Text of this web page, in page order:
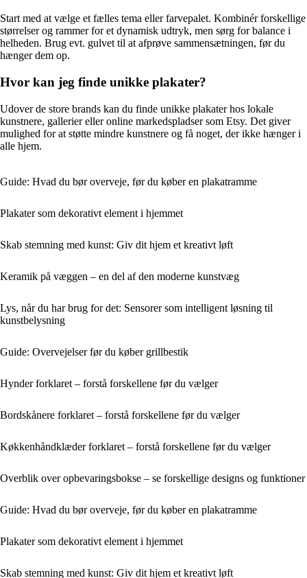
Start med at vælge et fælles tema eller farvepalet. Kombinér forskellige
størrelser og rammer for et dynamisk udtryk, men sørg for balance i
helheden. Brug evt. gulvet til at afprøve sammensætningen, før du
hænger dem op.
Hvor kan jeg finde unikke plakater?
Udover de store brands kan du finde unikke plakater hos lokale
kunstnere, gallerier eller online markedspladser som Etsy. Det giver
mulighed for at støtte mindre kunstnere og få noget, der ikke hænger i
alle hjem.
Guide: Hvad du bør overveje, før du køber en plakatramme
Plakater som dekorativt element i hjemmet
Skab stemning med kunst: Giv dit hjem et kreativt løft
Keramik på væggen – en del af den moderne kunstvæg
Lys, når du har brug for det: Sensorer som intelligent løsning til
kunstbelysning
Guide: Overvejelser før du køber grillbestik
Hynder forklaret – forstå forskellene før du vælger
Bordskånere forklaret – forstå forskellene før du vælger
Køkkenhåndklæder forklaret – forstå forskellene før du vælger
Overblik over opbevaringsbokse – se forskellige designs og funktioner
Guide: Hvad du bør overveje, før du køber en plakatramme
Plakater som dekorativt element i hjemmet
Skab stemning med kunst: Giv dit hjem et kreativt løft